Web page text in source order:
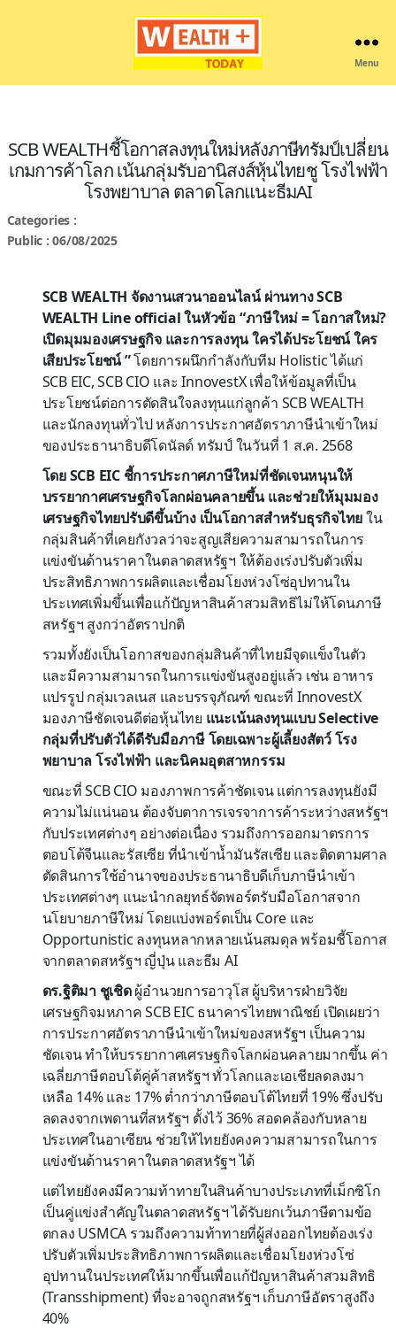
Menu
SCB WEALTHชี้โอกาสลงทุนใหม่หลังภาษีทรัมป์เปลี่ยน
เกมการค้าโลก เน้นกลุ่มรับอานิสงส์หุ้นไทยชู โรงไฟฟ้า
โรงพยาบาล ตลาดโลกแนะธีมAI
Categories :
Public : 06/08/2025
SCB WEALTH จัดงานเสวนาออนไลน์ ผ่านทาง SCB
WEALTH Line official ในหัวข้อ “ภาษีใหม่ = โอกาสใหม่?
เปิดมุมมองเศรษฐกิจ และการลงทุน ใครได้ประโยชน์ ใคร
เสียประโยชน์ ”โดยการผนึกกำลังกับทีม Holistic ได้แก่
SCB EIC, SCB CIO และ InnovestX เพื่อให้ข้อมูลที่เป็น
ประโยชน์ต่อการตัดสินใจลงทุนแก่ลูกค้า SCB WEALTH
และนักลงทุนทั่วไป หลังการประกาศอัตราภาษีนำเข้าใหม่
ของประธานาธิบดีโดนัลด์ ทรัมป์ ในวันที่ 1 ส.ค. 2568
โดย SCB EIC ชี้การประกาศภาษีใหม่ที่ชัดเจนหนุนให้
บรรยากาศเศรษฐกิจโลกผ่อนคลายขึ้น และช่วยให้มุมมอง
เศรษฐกิจไทยปรับดีขึ้นบ้าง เป็นโอกาสสำหรับธุรกิจไทยใน
กลุ่มสินค้าที่เคยกังวลว่าจะสูญเสียความสามารถในการ
แข่งขันด้านราคาในตลาดสหรัฐฯ ให้ต้องเร่งปรับตัวเพิ่ม
ประสิทธิภาพการผลิตและเชื่อมโยงห่วงโซ่อุปทานใน
ประเทศเพิ่มขึ้นเพื่อแก้ปัญหาสินค้าสวมสิทธิไม่ให้โดนภาษี
สหรัฐฯ สูงกว่าอัตราปกติ
รวมทั้งยังเป็นโอกาสของกลุ่มสินค้าที่ไทยมีจุดแข็งในตัว
และมีความสามารถในการแข่งขันสูงอยู่แล้ว เช่น อาหาร
แปรรูป กลุ่มเวลเนส และบรรจุภัณฑ์ ขณะที่ InnovestX
มองภาษีชัดเจนดีต่อหุ้นไทย แนะเน้นลงทุนแบบ Selective
กลุ่มที่ปรับตัวได้ดีรับมือภาษี โดยเฉพาะผู้เลี้ยงสัตว์ โรง
พยาบาล โรงไฟฟ้า และนิคมอุตสาหกรรม
ขณะที่ SCB CIO มองภาพการค้าชัดเจน แต่การลงทุนยังมี
ความไม่แน่นอน ต้องจับตาการเจรจาการค้าระหว่างสหรัฐฯ
กับประเทศต่างๆ อย่างต่อเนื่อง รวมถึงการออกมาตรการ
ตอบโต้จีนและรัสเซีย ที่นำเข้าน้ำมันรัสเซีย และติดตามศาล
ตัดสินการใช้อำนาจของประธานาธิบดีเก็บภาษีนำเข้า
ประเทศต่างๆ แนะนำกลยุทธ์จัดพอร์ตรับมือโอกาสจาก
นโยบายภาษีใหม่ โดยแบ่งพอร์ตเป็น Core และ
Opportunistic ลงทุนหลากหลายเน้นสมดุล พร้อมชี้โอกาส
จากตลาดสหรัฐฯ ญี่ปุ่น และธีม AI
ดร.ฐิติมา ชูเชิดผู้อำนวยการอาวุโส ผู้บริหารฝ่ายวิจัย
เศรษฐกิจมหภาค SCB EIC ธนาคารไทยพาณิชย์ เปิดเผยว่า
การประกาศอัตราภาษีนำเข้าใหม่ของสหรัฐฯ เป็นความ
ชัดเจน ทำให้บรรยากาศเศรษฐกิจโลกผ่อนคลายมากขึ้น ค่า
เฉลี่ยภาษีตอบโต้คู่ค้าสหรัฐฯ ทั่วโลกและเอเชียลดลงมา
เหลือ 14% และ 17% ต่ำกว่าภาษีตอบโต้ไทยที่ 19% ซึ่งปรับ
ลดลงจากเพดานที่สหรัฐฯ ตั้งไว้ 36% สอดคล้องกับหลาย
ประเทศในอาเซียน ช่วยให้ไทยยังคงความสามารถในการ
แข่งขันด้านราคาในตลาดสหรัฐฯ ได้
แต่ไทยยังคงมีความท้าทายในสินค้าบางประเภทที่เม็กซิโก
เป็นคู่แข่งสำคัญในตลาดสหรัฐฯ ได้รับยกเว้นภาษีตามข้อ
ตกลง USMCA รวมถึงความท้าทายที่ผู้ส่งออกไทยต้องเร่ง
ปรับตัวเพิ่มประสิทธิภาพการผลิตและเชื่อมโยงห่วงโซ่
อุปทานในประเทศให้มากขึ้นเพื่อแก้ปัญหาสินค้าสวมสิทธิ
(Transshipment) ที่จะอาจถูกสหรัฐฯ เก็บภาษีอัตราสูงถึง
40%